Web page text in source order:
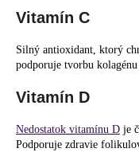
Vitamín C
Silný antioxidant, ktorý
podporuje tvorbu
Vitamín D
Nedostatok vitamínu D je
Podporuje zdravie